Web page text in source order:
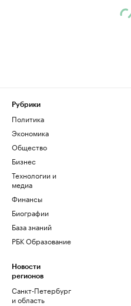
Рубрики
Политика
Экономика
Общество
Бизнес
Технологии и
медиа
Финансы
Биографии
База знаний
РБК Образование
Новости
регионов
Санкт-Петербург
и область